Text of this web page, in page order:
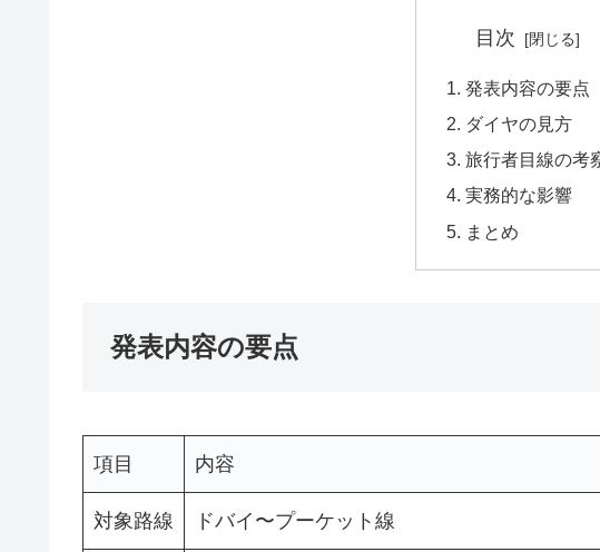
目次
発表内容の要点
ダイヤの見方
旅行者目線の考
実務的な影響
まとめ
発表内容の要点
項目 内容
対象路線 ドバイ〜プーケット線